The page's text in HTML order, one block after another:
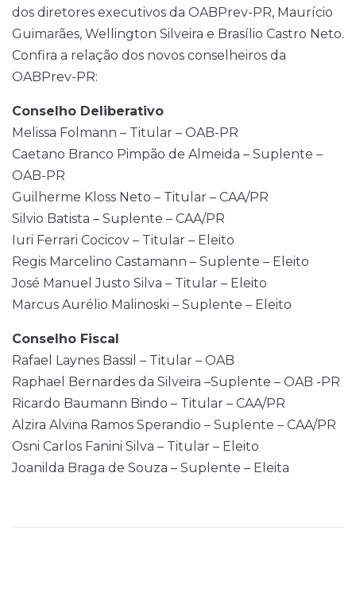
dos diretores executivos da OABPrev-PR, Maurício
Guimarães, Wellington Silveira e Brasílio Castro Neto.
Confira a relação dos novos conselheiros da
OABPrev-PR:
Conselho Deliberativo
Melissa Folmann – Titular – OAB-PR
Caetano Branco Pimpão de Almeida – Suplente –
OAB-PR
Guilherme Kloss Neto – Titular – CAA/PR
Silvio Batista – Suplente – CAA/PR
Iuri Ferrari Cocicov – Titular – Eleito
Regis Marcelino Castamann – Suplente – Eleito
José Manuel Justo Silva – Titular – Eleito
Marcus Aurélio Malinoski – Suplente – Eleito
Conselho Fiscal
Rafael Laynes Bassil – Titular – OAB
Raphael Bernardes da Silveira –Suplente – OAB -PR
Ricardo Baumann Bindo – Titular – CAA/PR
Alzira Alvina Ramos Sperandio – Suplente – CAA/PR
Osni Carlos Fanini Silva – Titular – Eleito
Joanilda Braga de Souza – Suplente – Eleita